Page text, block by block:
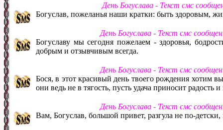
День Богуслава - Текст смс
Богуслав, пожеланья наши кратки: быть здоровым,
День Богуслава - Текст смс
Богуславу мы сегодня пожелаем - здоровья,
добрым и отзывчивым всегда.
День Богуслава - Текст смс
Бося, в этот красивый день твоего рождения хотим
они ведь не в тягость, пусть удача приносит радость
День Богуслава - Текст смс
Вам, Богуслав, большой привет, разгула не по-